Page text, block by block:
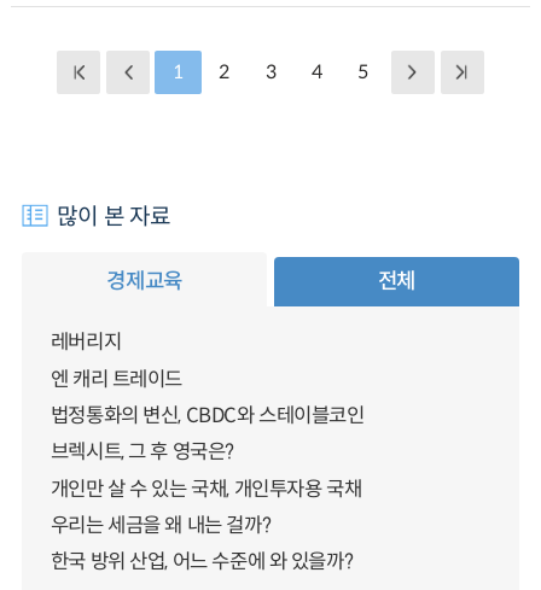
1 2 3 4 5
많이 본 자료
경제교육 전체
레버리지
엔 캐리 트레이드
법정통화의 변신, CBDC와 스테이블코인
브렉시트, 그 후 영국은?
개인만 살 수 있는 국채, 개인투자용 국채
우리는 세금을 왜 내는 걸까?
한국 방위 산업, 어느 수준에 와 있을까?